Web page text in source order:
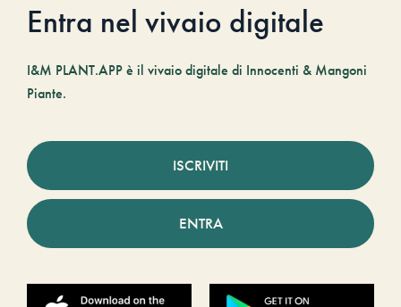
Entra nel vivaio digitale
I&M PLANT.APP è il vivaio digitale di Innocenti & Mangoni
Piante.
ISCRIVITI
ENTRA